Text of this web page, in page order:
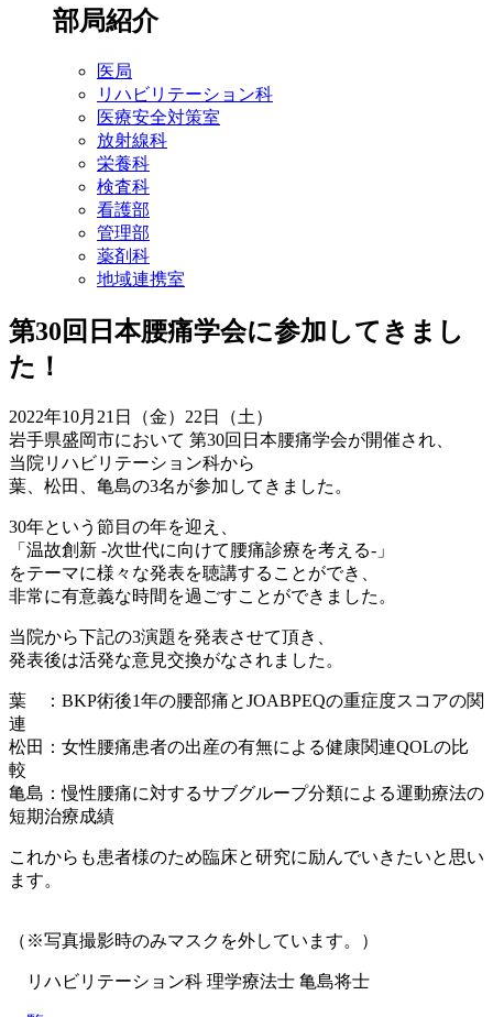
部局紹介
医局
リハビリテーション科
医療安全対策室
放射線科
栄養科
検査科
看護部
管理部
薬剤科
地域連携室
第30回日本腰痛学会に参加してきまし
た！
2022年10月21日（金）22日（土）
岩手県盛岡市において 第30回日本腰痛学会が開催され、
当院リハビリテーション科から
葉、松田、亀島の3名が参加してきました。
30年という節目の年を迎え、
「温故創新 -次世代に向けて腰痛診療を考える-」
をテーマに様々な発表を聴講することができ、
非常に有意義な時間を過ごすことができました。
当院から下記の3演題を発表させて頂き、
発表後は活発な意見交換がなされました。
葉 ：BKP術後1年の腰部痛とJOABPEQの重症度スコアの関
連
松田：女性腰痛患者の出産の有無による健康関連QOLの比
較
亀島：慢性腰痛に対するサブグループ分類による運動療法の
短期治療成績
これからも患者様のため臨床と研究に励んでいきたいと思い
ます。
（※写真撮影時のみマスクを外しています。）
リハビリテーション科 理学療法士 亀島将士